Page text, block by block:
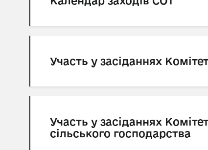
Участь у засіданнях
Участь у засіданнях
сільського господарства